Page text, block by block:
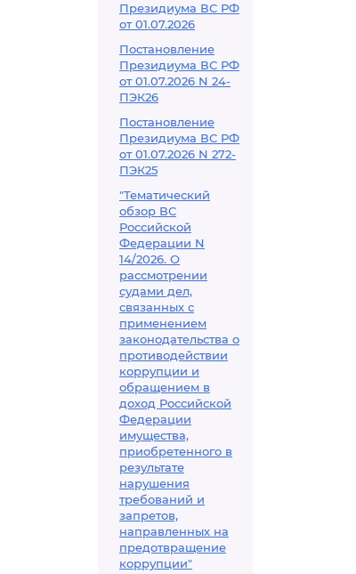
Президиума ВС РФ
от 01.07.2026
Постановление
Президиума ВС РФ
от 01.07.2026 N 24-
ПЭК26
Постановление
Президиума ВС РФ
от 01.07.2026 N 272-
ПЭК25
"Тематический
обзор ВС
Российской
Федерации N
14/2026. О
рассмотрении
судами дел,
связанных с
применением
законодательства о
противодействии
коррупции и
обращением в
доход Российской
Федерации
имущества,
приобретенного в
результате
нарушения
требований и
запретов,
направленных на
предотвращение
коррупции"